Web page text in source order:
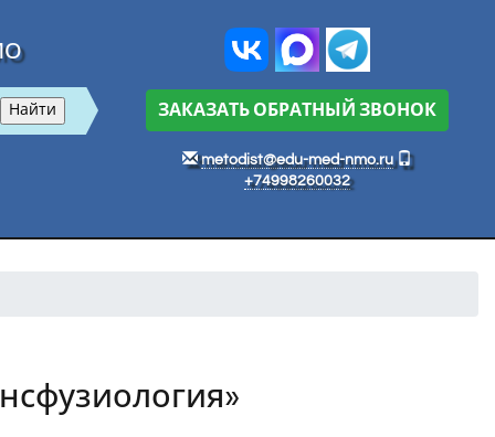
ЗАКАЗАТЬ ОБРАТНЫЙ ЗВОНОК
metodist@edu-med-nmo.ru
+74998260032